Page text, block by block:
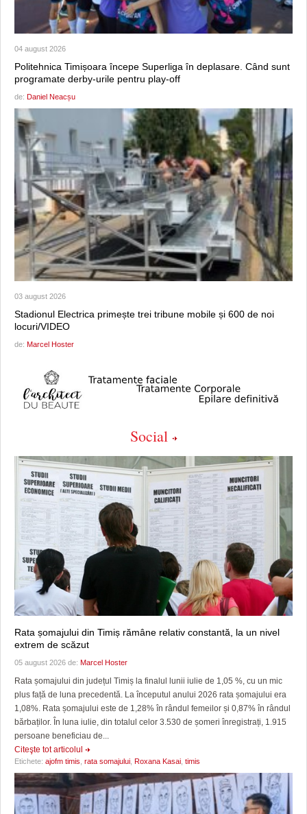
04 august 2026
Politehnica Timișoara începe Superliga în deplasare. Când sunt
programate derby-urile pentru play-off
de: Daniel Neacșu
03 august 2026
Stadionul Electrica primește trei tribune mobile și 600 de noi
locuri/VIDEO
de: Marcel Hoster
Social
Rata șomajului din Timiș rămâne relativ constantă, la un nivel
extrem de scăzut
05 august 2026 de: Marcel Hoster
Rata șomajului din județul Timiș la finalul lunii iulie de 1,05 %, cu un mic
plus față de luna precedentă. La începutul anului 2026 rata șomajului era
1,08%. Rata șomajului este de 1,28% în rândul femeilor și 0,87% în rândul
bărbaților. În luna iulie, din totalul celor 3.530 de șomeri înregistrați, 1.915
persoane beneficiau de...
Citeşte tot articolul
Etichete: ajofm timis rata somajului Roxana Kasai timis